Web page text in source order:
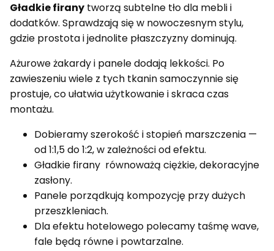
Gładkie firany tworzą subtelne tło dla mebli i
dodatków. Sprawdzają się w nowoczesnym stylu,
gdzie prostota i jednolite płaszczyzny dominują.
Ażurowe żakardy i panele dodają lekkości. Po
zawieszeniu wiele z tych tkanin samoczynnie się
prostuje, co ułatwia użytkowanie i skraca czas
montażu.
Dobieramy szerokość i stopień marszczenia —
od 1:1,5 do 1:2, w zależności od efektu.
Gładkie firany równoważą ciężkie, dekoracyjne
zasłony.
Panele porządkują kompozycję przy dużych
przeszkleniach.
Dla efektu hotelowego polecamy taśmę wave,
fale będą równe i powtarzalne.